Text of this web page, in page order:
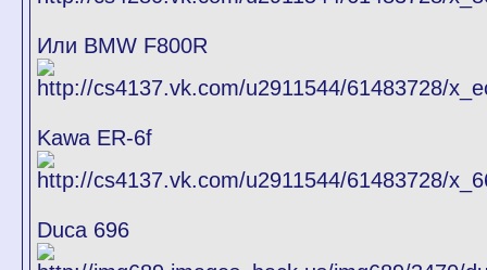
Или BMW F800R
Kawa ER-6f
Duca 696